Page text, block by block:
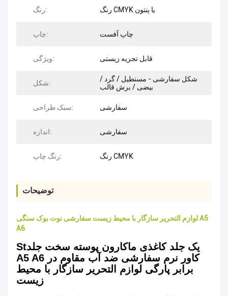
رنگ: رنگ CMYK یا پنتون
چاپ: چاپ آفست
ویژگی: قابل تجزیه زیستی
شکل:
شکل سفارشی - مستطیل / گرد /
بیضی / برش قالب
سبک طراحی: سفارشی
اندازه: سفارشی
رنگ چاپ: رنگ CMYK
توضیحات
لوازم التحریر سازگار با محیط زیست سفارشی نوت بوک سنگی A5
A6
Stیک جلد کاغذی ماکارون پوسته سخت جلد
A5 A6 کاور نرم سفارشی ضد آب مقاوم در
برابر پارگی لوازم التحریر سازگار با محیط
زیست